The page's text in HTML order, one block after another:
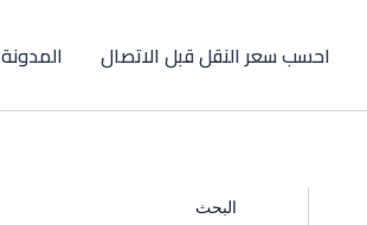
احسب سعر النقل قبل الاتصال المدونة
البحث